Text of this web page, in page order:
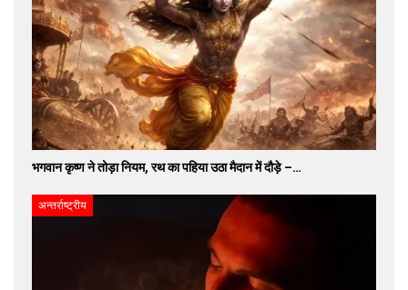
भगवान कृष्ण ने तोड़ा नियम, रथ का पहिया उठा मैदान में दौड़े –…
अन्तर्राष्ट्रीय